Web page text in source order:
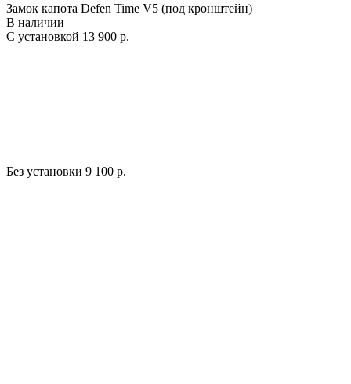
Замок капота Defen Time V5 (под кронштейн)
В наличии
С установкой 13 900 р.
Без установки 9 100 р.